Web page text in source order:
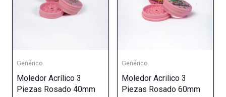
Genérico
Moledor Acrílico 3
Piezas Rosado 40mm
Genérico
Moledor Acrilico 3
Piezas Rosado 60mm